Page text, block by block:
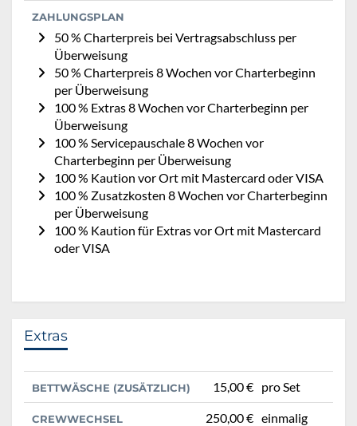
ZAHLUNGSPLAN
50 % Charterpreis bei Vertragsabschluss per
Überweisung
50 % Charterpreis 8 Wochen vor Charterbeginn
per Überweisung
100 % Extras 8 Wochen vor Charterbeginn per
Überweisung
100 % Servicepauschale 8 Wochen vor
Charterbeginn per Überweisung
100 % Kaution vor Ort mit Mastercard oder VISA
100 % Zusatzkosten 8 Wochen vor Charterbeginn
per Überweisung
100 % Kaution für Extras vor Ort mit Mastercard
oder VISA
Extras
BETTWÄSCHE (ZUSÄTZLICH) 15,00 € pro Set
CREWWECHSEL 250,00 € einmalig